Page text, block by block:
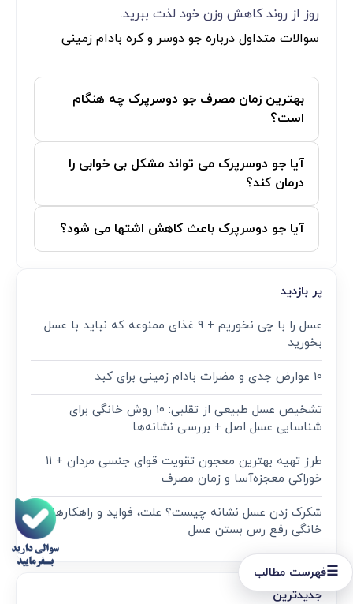
روز از روند کاهش وزن خود لذت ببرید.
سوالات متداول درباره جو دوسر و کره بادام زمینی
بهترین زمان مصرف جو دوسرپرک چه هنگام
است؟
آیا جو دوسرپرک می تواند مشکل بی خوابی را
درمان کند؟
آیا جو دوسرپرک باعث کاهش اشتها می شود؟
پر بازدید
عسل را با چی نخوریم + 9 غذای ممنوعه که نباید با عسل
بخورید
10 عوارض جدی و مضرات بادام زمینی برای کبد
تشخیص عسل طبیعی از تقلبی: ۱۰ روش خانگی برای
شناسایی عسل اصل + بررسی نشانه‌ها
طرز تهیه بهترین معجون تقویت قوای جنسی مردان + ۱۱
خوراکی معجزه‌آسا و زمان مصرف
شکرک زدن عسل نشانه چیست؟ علت، فواید و راهکارهای
خانگی رفع رس بستن عسل
جدیدترین
☰فهرست مطالب